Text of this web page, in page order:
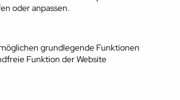
oder anpassen.
grundlegende Funktionen
Funktion der Website